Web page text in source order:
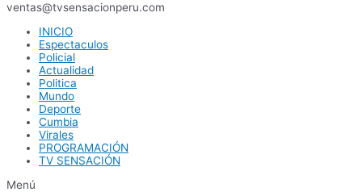
ventas@tvsensacionperu.com
INICIO
Espectaculos
Policial
Actualidad
Politica
Mundo
Deporte
Cumbia
Virales
PROGRAMACIÓN
TV SENSACIÓN
Menú